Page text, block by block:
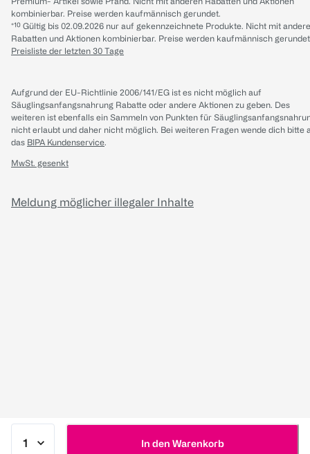
In den Warenkorb
kombinierbar. Preise werden kaufmännisch gerundet.
*¹⁰ Gültig bis 02.09.2026 nur auf gekennzeichnete Produkte. Nicht mit
Rabatten und Aktionen kombinierbar. Preise werden kaufmännisch
Preisliste der letzten 30 Tage
Aufgrund der EU-Richtlinie 2006/141/EG ist es nicht möglich auf
Säuglingsanfangsnahrung Rabatte oder andere Aktionen zu geben. Des
weiteren ist ebenfalls ein Sammeln von Punkten für
nicht erlaubt und daher nicht möglich. Bei weiteren Fragen wende dich bitte
das BIPA Kundenservice.
MwSt. gesenkt
Meldung möglicher illegaler Inhalte